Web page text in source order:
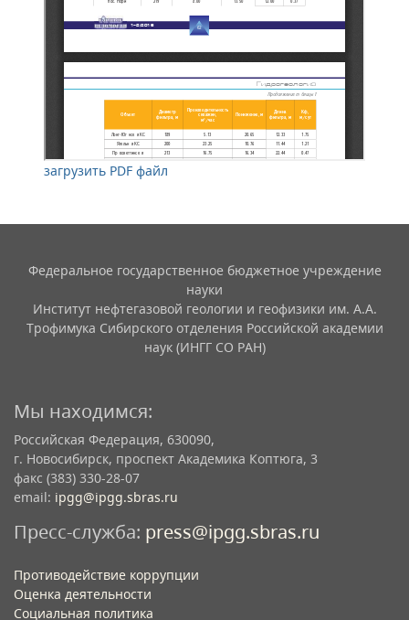
загрузить PDF файл
Федеральное государственное бюджетное учреждение
науки
Институт нефтегазовой геологии и геофизики им. А.А.
Трофимука Сибирского отделения Российской академии
наук (ИНГГ СО РАН)
Мы находимся:
Российская Федерация, 630090,
г. Новосибирск, проспект Академика Коптюга, 3
факс (383) 330-28-07
email: ipgg@ipgg.sbras.ru
Пресс-служба: press@ipgg.sbras.ru
Противодействие коррупции
Оценка деятельности
Социальная политика